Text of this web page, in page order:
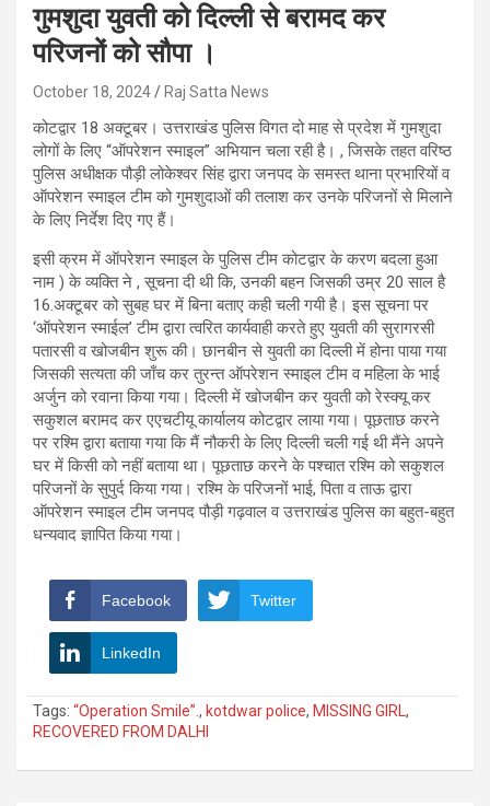
गुमशुदा युवती को दिल्ली से बरामद कर
परिजनों को सौपा ।
October 18, 2024 Raj Satta News
कोटद्वार 18 अक्टूबर। उत्तराखंड पुलिस विगत दो माह से प्रदेश में गुमशुदा
लोगों के लिए “ऑपरेशन स्माइल” अभियान चला रही है। , जिसके तहत वरिष्ठ
पुलिस अधीक्षक पौड़ी लोकेश्वर सिंह द्वारा जनपद के समस्त थाना प्रभारियों व
ऑपरेशन स्माइल टीम को गुमशुदाओं की तलाश कर उनके परिजनों से मिलाने
के लिए निर्देश दिए गए हैं।
इसी क्रम में ऑपरेशन स्माइल के पुलिस टीम कोटद्वार के करण बदला हुआ
नाम ) के व्यक्ति ने , सूचना दी थी कि, उनकी बहन जिसकी उम्र 20 साल है
16.अक्टूबर को सुबह घर में बिना बताए कही चली गयी है। इस सूचना पर
‘ऑपरेशन स्माईल’ टीम द्वारा त्वरित कार्यवाही करते हुए युवती की सुरागरसी
पतारसी व खोजबीन शुरू की। छानबीन से युवती का दिल्ली में होना पाया गया
जिसकी सत्यता की जाँच कर तुरन्त ऑपरेशन स्माइल टीम व महिला के भाई
अर्जुन को रवाना किया गया। दिल्ली में खोजबीन कर युवती को रेस्क्यू कर
सकुशल बरामद कर एएचटीयू कार्यालय कोटद्वार लाया गया। पूछताछ करने
पर रश्मि द्वारा बताया गया कि मैं नौकरी के लिए दिल्ली चली गई थी मैंने अपने
घर में किसी को नहीं बताया था। पूछताछ करने के पश्चात रश्मि को सकुशल
परिजनों के सुपुर्द किया गया। रश्मि के परिजनों भाई, पिता व ताऊ द्वारा
ऑपरेशन स्माइल टीम जनपद पौड़ी गढ़वाल व उत्तराखंड पुलिस का बहुत-बहुत
धन्यवाद ज्ञापित किया गया।
Facebook Twitter
LinkedIn
Tags: “Operation Smile”. , kotdwar police, MISSING GIRL ,
RECOVERED FROM DALHI